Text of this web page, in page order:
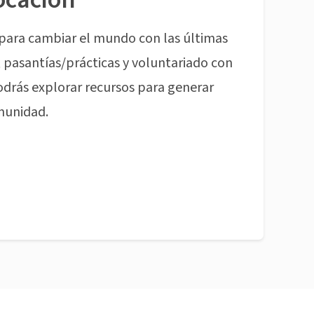
cambiar el mundo con las últimas
prácticas y voluntariado con
explorar recursos para generar